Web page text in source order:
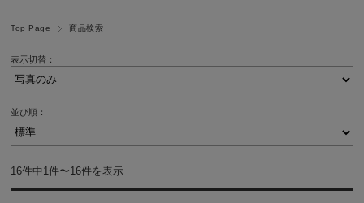
Top Page 商品検索
表示切替：
並び順：
16件中1件〜16件を表示